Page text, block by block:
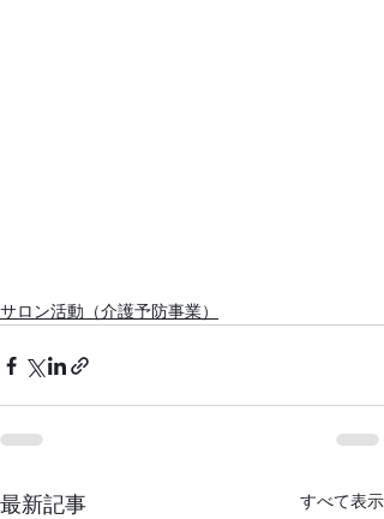
サロン活動（介護予防事業）
最新記事 すべて表示